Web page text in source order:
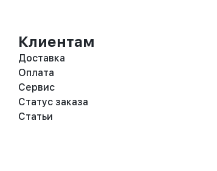
Клиентам
Доставка
Оплата
Сервис
Статус заказа
Статьи